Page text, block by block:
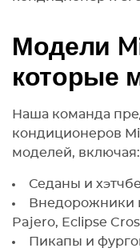
Модели
которые
Наша команда
кондиционеров
моделей, включая:
Седаны и
Внедорожники
Pajero, Eclipse
Пикапы и